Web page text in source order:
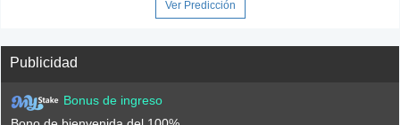
Ver Predicción
Publicidad
Bonus de ingreso